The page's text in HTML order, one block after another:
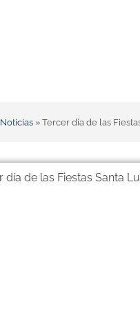
Noticias » Tercer día de las